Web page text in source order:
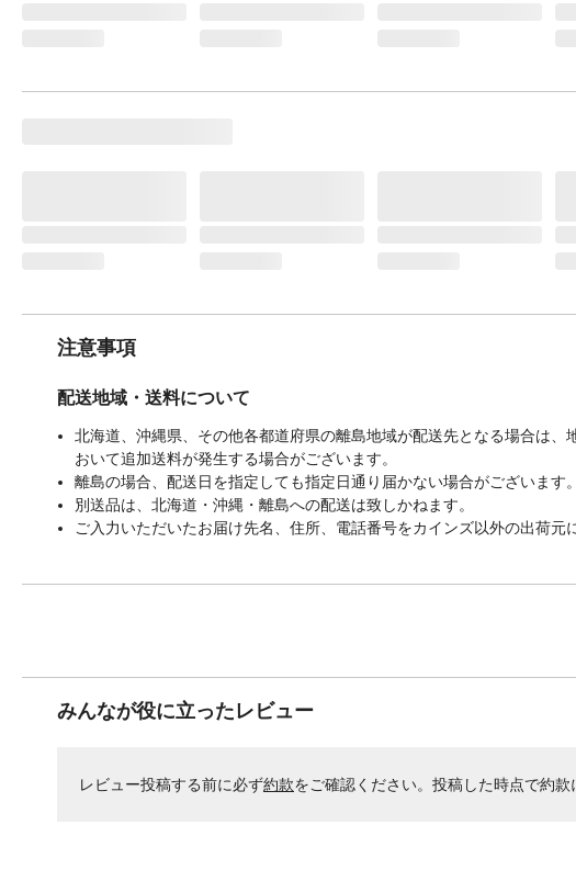
注意事項
配送地域・送料について
北海道、沖縄県、その他各都道府県の離島地域が配送先となる場合は
おいて追加送料が発生する場合がございます。
離島の場合、配送日を指定しても指定日通り届かない場合がございます。
別送品は、北海道・沖縄・離島への配送は致しかねます。
ご入力いただいたお届け先名、住所、電話番号をカインズ以外の出荷
みんなが役に立ったレビュー
レビュー投稿する前に必ず約款をご確認ください。投稿した時点で約款